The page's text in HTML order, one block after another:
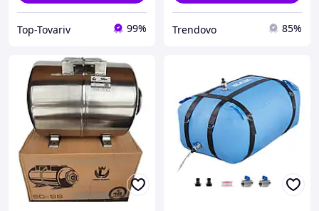
Top-Tovariv 99% Trendovo 85%